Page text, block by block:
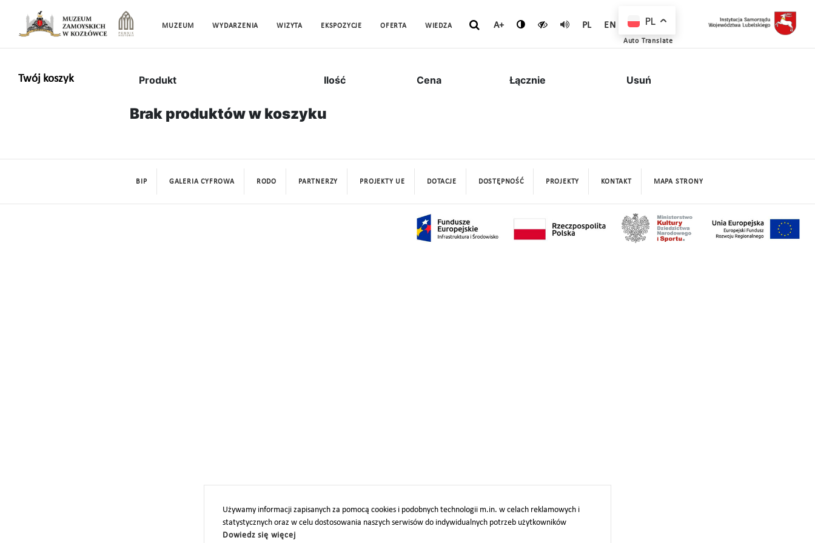
MUZEUM WYDARZENIA WIZYTA EKSPOZYCJE OFERTA WIEDZA A+ PL EN
Twój koszyk Produkt Ilość Cena Łącznie Usuń
Brak produktów w koszyku
Używamy informacji zapisanych za pomocą cookies i podobnych technologii m.in. w celach reklamowych i
statystycznych oraz w celu dostosowania naszych serwisów do indywidualnych potrzeb użytkowników
Dowiedz się więcej
BIP GALERIA CYFROWA RODO PARTNERZY PROJEKTY UE DOTACJE DOSTĘPNOŚĆ PROJEKTY KONTAKT MAPA STRONY
PL
Auto Translate